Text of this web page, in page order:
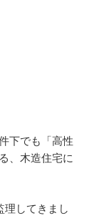
下でも「高性
、木造住宅に
理してきまし